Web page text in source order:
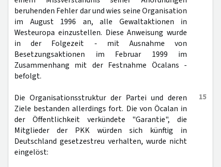
beruhenden Fehler dar und wies seine Organisation
im August 1996 an, alle Gewaltaktionen in
Westeuropa einzustellen. Diese Anweisung wurde
in der Folgezeit - mit Ausnahme von
Besetzungsaktionen im Februar 1999 im
Zusammenhang mit der Festnahme Öcalans -
befolgt.
15
Die Organisationsstruktur der Partei und deren
Ziele bestanden allerdings fort. Die von Öcalan in
der Öffentlichkeit verkündete "Garantie", die
Mitglieder der PKK würden sich künftig in
Deutschland gesetzestreu verhalten, wurde nicht
eingelöst: